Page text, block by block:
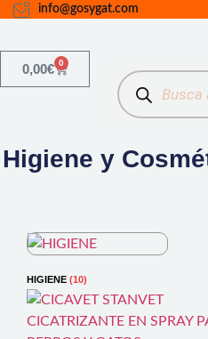
info@gosygat.com
0,00€ 0
Higiene y
HIGIENE (10)